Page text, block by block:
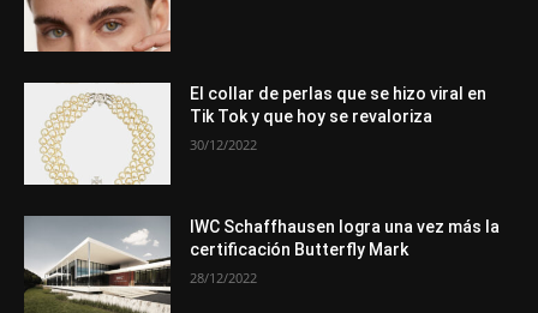
El collar de perlas que se hizo viral en
Tik Tok y que hoy se revaloriza
30/12/2022
IWC Schaffhausen logra una vez más la
certificación Butterfly Mark
28/12/2022